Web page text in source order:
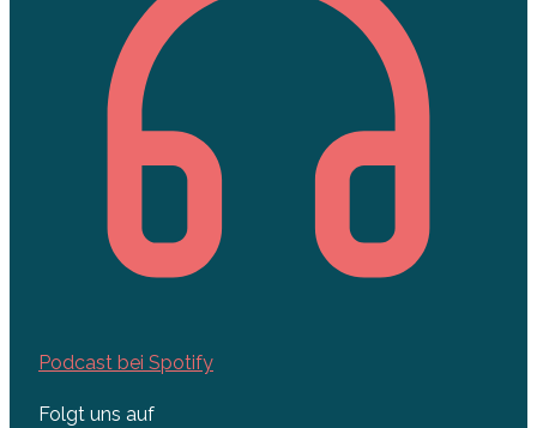
Podcast bei Spotify
Folgt uns auf